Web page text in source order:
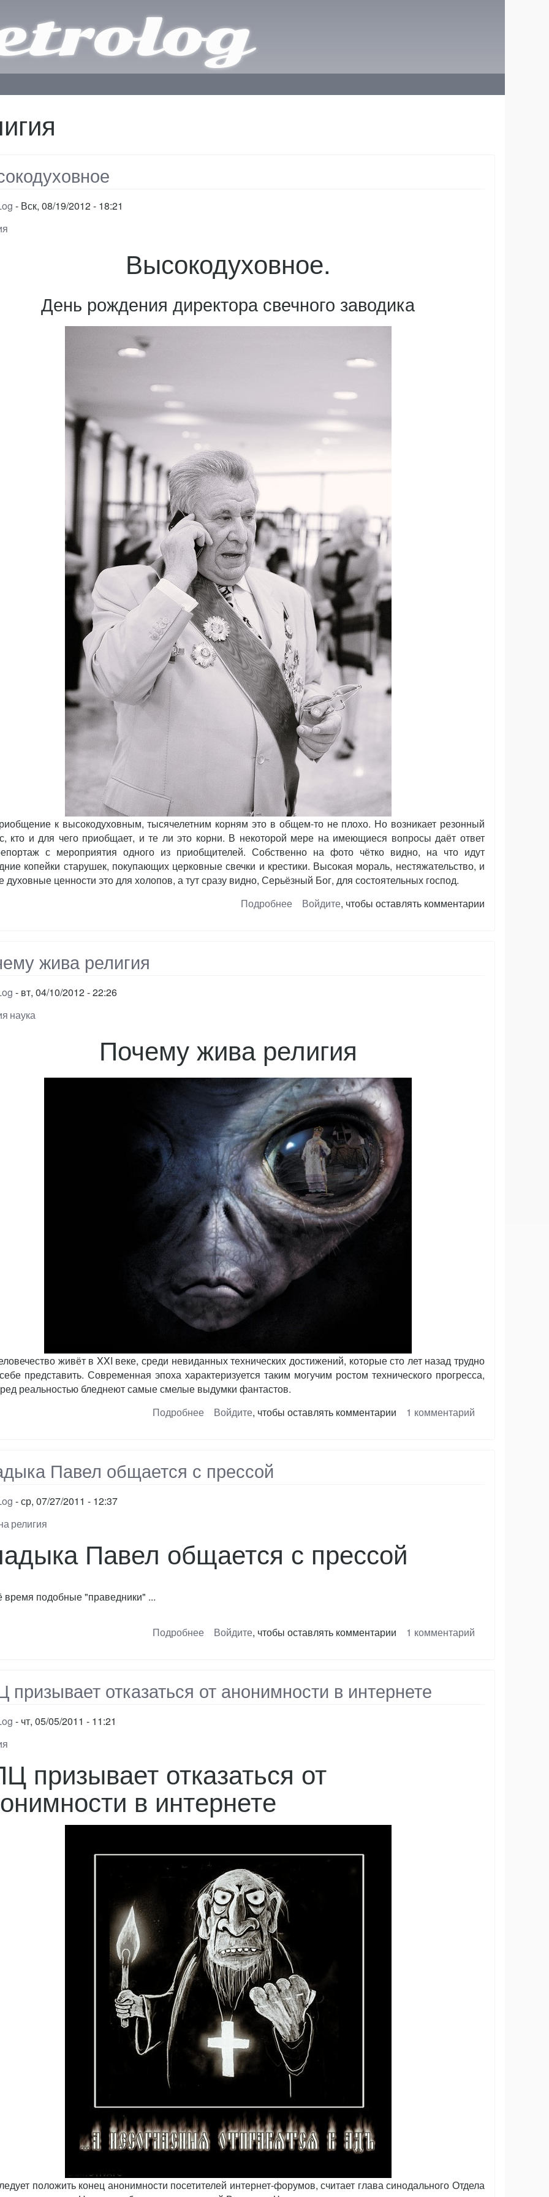
Вск, 08/19/2012 - 18:21
Высокодуховное.
День рождения директора свечного заводика
к высокодуховным, тысячелетним корням это в общем-то не плохо. Но возникает резонный
кто и для чего приобщает, и те ли это корни. В некоторой мере на имеющиеся вопросы даёт ответ
с мероприятия одного из приобщителей. Собственно на фото чётко видно, на что идут
копейки старушек, покупающих церковные свечки и крестики. Высокая мораль, нестяжательство, и
духовные ценности это для холопов, а тут сразу видно, Серьёзный Бог, для состоятельных господ.
Подробнее
Войдите, чтобы оставлять комментарии
жива религия
вт, 04/10/2012 - 22:26
наука
Почему жива религия
живёт в XXI веке, среди невиданных технических достижений, которые сто лет назад трудно
представить. Современная эпоха характеризуется таким могучим ростом технического прогресса,
реальностью бледнеют самые смелые выдумки фантастов.
Подробнее
Войдите, чтобы оставлять комментарии 1 комментарий
Павел общается с прессой
ср, 07/27/2011 - 12:37
религия
Павел общается с прессой
время подобные "праведники" ...
Подробнее
прессой
Войдите, чтобы оставлять комментарии 1 комментарий
призывает отказаться от анонимности в интернете
чт, 05/05/2011 - 11:21
призывает отказаться от
в интернете
положить конец анонимности посетителей интернет-форумов, считает глава синодального Отдела